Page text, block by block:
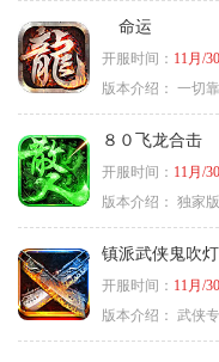
命运
开服时间： 11月/
版本介绍： 一切
８０飞龙合击
开服时间： 11月/
版本介绍： 独家版
镇派武侠鬼吹灯
开服时间： 11月/
版本介绍： 武侠